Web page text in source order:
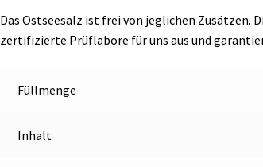
Das Ostseesalz ist frei von jeglichen
zertifizierte Prüflabore für uns aus und
Füllmenge
Inhalt